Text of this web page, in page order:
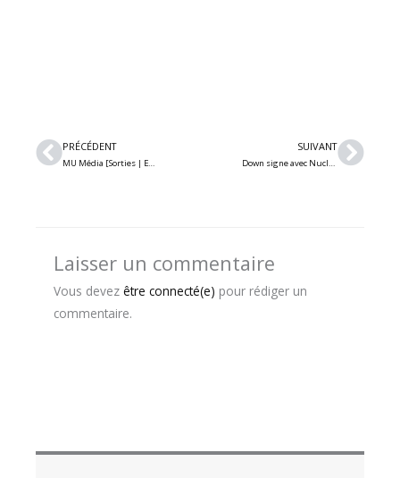
Précédent
PRÉCÉDENT
MU Média [Sorties | Entrevue] Le Salon de la Passion Médiévale de retour à la Place Bell du 2 au 4 mai – Ulfhednar et bien plus encore au rendez-vous
SUIVANT
Down signe avec Nuclear Blast et termine l’enregistrement de son nouvel album
Laisser un commentaire
Vous devez être connecté(e) pour rédiger un
commentaire.